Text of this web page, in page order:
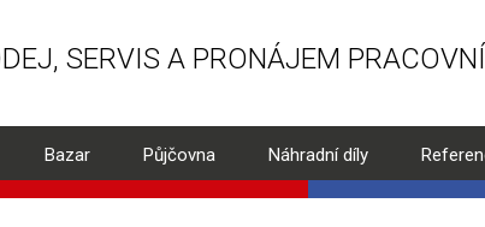
SERVIS A PRONÁJEM
Bazar Půjčovna Náhradní díly